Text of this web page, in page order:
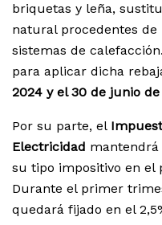
briquetas y leña,
natural procedentes de
sistemas de
para aplicar dicha
2024 y el 30 de junio
Por su parte, el
Electricidad
su tipo impositivo en el
Durante el primer
quedará fijado en el